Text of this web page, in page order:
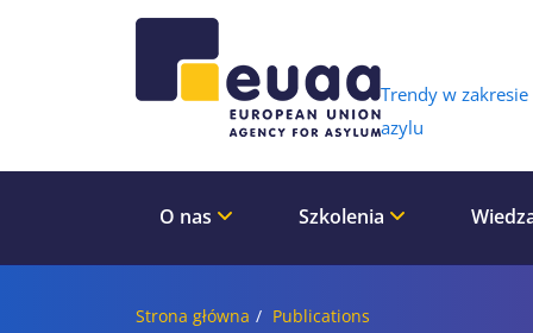
Trendy w zakresie
azylu
O nas Szkolenia
Strona główna Publications